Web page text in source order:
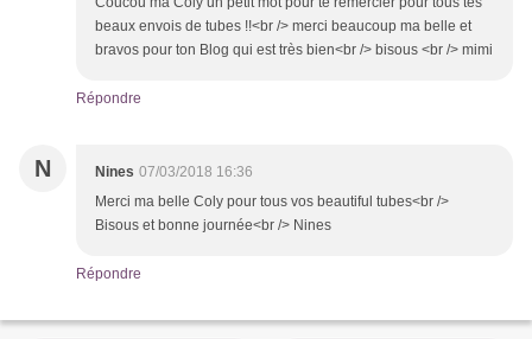
beaux envois de tubes !!<br /> merci beaucoup ma belle et
bravos pour ton Blog qui est très bien<br /> bisous <br /> mimi
Répondre
N Nines 07/03/2018 16:36
Merci ma belle Coly pour tous vos beautiful tubes<br />
Bisous et bonne journée<br /> Nines
Répondre